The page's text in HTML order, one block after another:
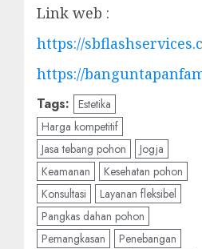
Link web :
https://
https://
Tags: Estetika
Harga kompetitif
Jasa tebang pohon
Jogja
Keamanan
Kesehatan pohon
Konsultasi
Layanan fleksibel
Pangkas dahan pohon
Pemangkasan
Penebangan